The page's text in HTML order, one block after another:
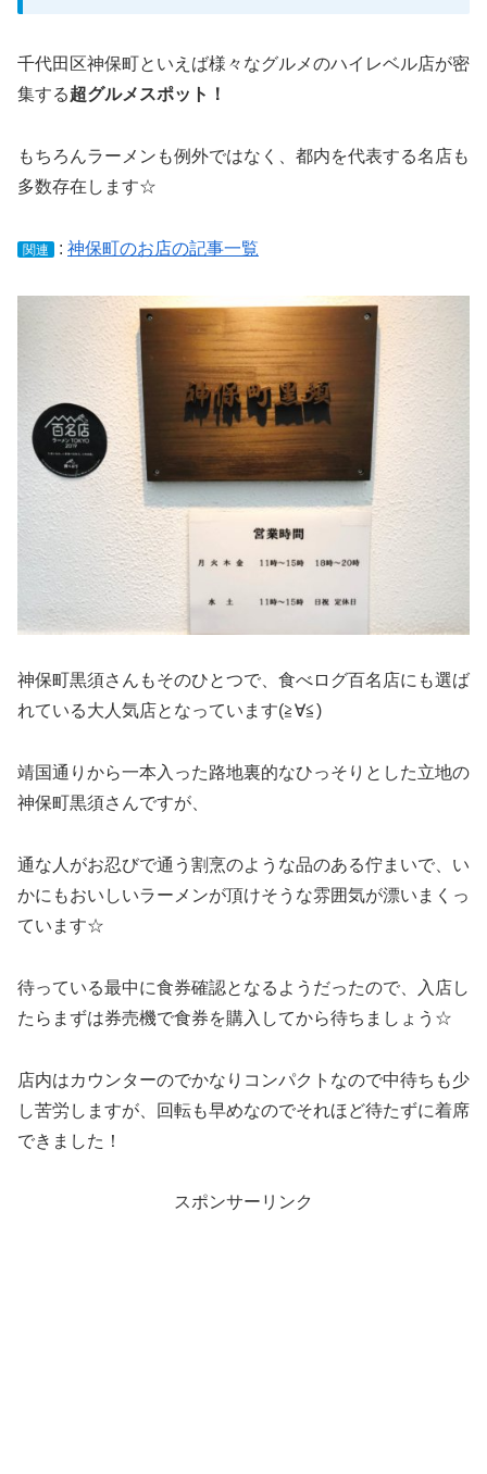
千代田区神保町といえば様々なグルメのハイレベル店が密
集する超グルメスポット！
もちろんラーメンも例外ではなく、都内を代表する名店も
多数存在します☆
関連 : 神保町のお店の記事一覧
神保町黒須さんもそのひとつで、食べログ百名店にも選ば
れている大人気店となっています(≧∀≦)
靖国通りから一本入った路地裏的なひっそりとした立地の
神保町黒須さんですが、
通な人がお忍びで通う割烹のような品のある佇まいで、い
かにもおいしいラーメンが頂けそうな雰囲気が漂いまくっ
ています☆
待っている最中に食券確認となるようだったので、入店し
たらまずは券売機で食券を購入してから待ちましょう☆
店内はカウンターのでかなりコンパクトなので中待ちも少
し苦労しますが、回転も早めなのでそれほど待たずに着席
できました！
スポンサーリンク